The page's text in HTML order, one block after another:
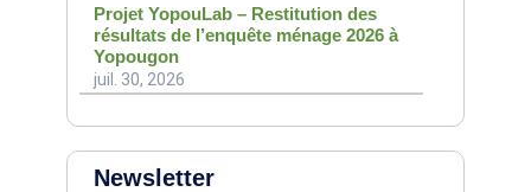
Projet YopouLab – Restitution des
résultats de l’enquête ménage 2026 à
Yopougon
juil. 30, 2026
Newsletter